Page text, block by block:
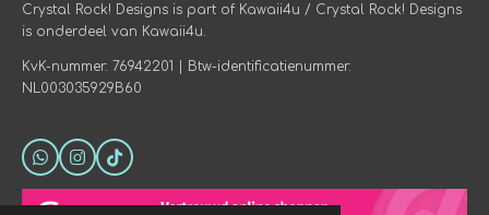
Crystal Rock! Designs is part of Kawaii4u / Crystal Rock! Designs
is onderdeel van Kawaii4u.
KvK-nummer: 76942201 | Btw-identificatienummer:
NL003035929B60
W
h
I
n
T
i